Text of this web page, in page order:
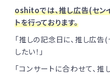
oshitoでは、推し広告(セン
トを行っております。
「推しの記念日に、推し広
したい！」
「コンサートに合わせて、